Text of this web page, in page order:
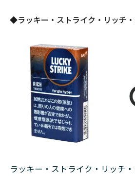
◆ラッキー・ストライク・リッチ
ラッキー・ストライク・リッチ